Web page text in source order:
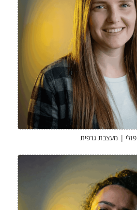
פולי | מעצבת גרפית